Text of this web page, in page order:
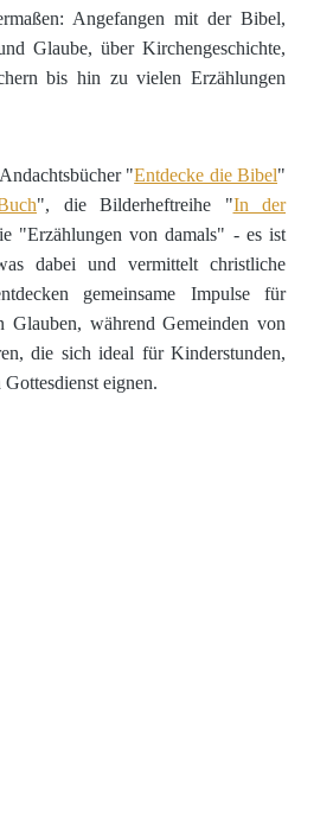
Angefangen mit der Bibel,
Glaube, über Kirchengeschichte,
bis hin zu vielen Erzählungen
"Entdecke die Bibel"
", die Bilderheftreihe "In der
"Erzählungen von damals" - es ist
dabei und vermittelt christliche
gemeinsame Impulse für
Glauben, während Gemeinden von
die sich ideal für Kinderstunden,
eignen.